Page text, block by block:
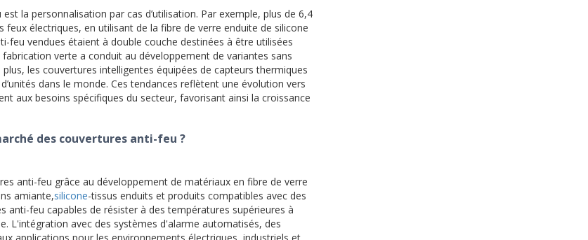
la personnalisation par cas d’utilisation. Par exemple, plus de 6,4
électriques, en utilisant de la fibre de verre enduite de silicone
feu vendues étaient à double couche destinées à être utilisées
verte a conduit au développement de variantes sans
les couvertures intelligentes équipées de capteurs thermiques
dans le monde. Ces tendances reflètent une évolution vers
aux besoins spécifiques du secteur, favorisant ainsi la croissance
des couvertures anti-feu ?
anti-feu grâce au développement de matériaux en fibre de verre
amiante,silicone-tissus enduits et produits compatibles avec des
feu capables de résister à des températures supérieures à
L'intégration avec des systèmes d'alarme automatisés, des